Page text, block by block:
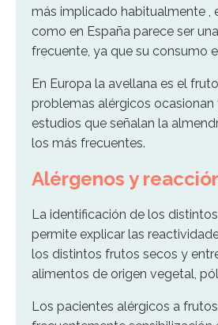
más implicado habitualmente ,
como en España parece ser
frecuente, ya que su consumo
En Europa la avellana es el
problemas alérgicos ocasionan
estudios que señalan la
los más frecuentes.
Alérgenos y
La identificación de los
permite explicar las
los distintos frutos secos y
alimentos de origen vegetal,
Los pacientes alérgicos a